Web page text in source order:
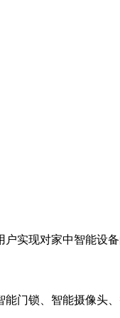
实现对家中智能设
门锁、智能摄像